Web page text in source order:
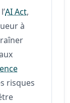
AI Act,
à
risques